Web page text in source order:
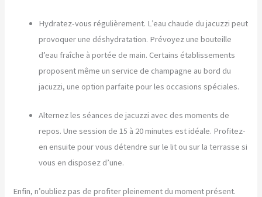
Hydratez-vous régulièrement. L’eau chaude du jacuzzi peut
provoquer une déshydratation. Prévoyez une bouteille
d’eau fraîche à portée de main. Certains établissements
proposent même un service de champagne au bord du
jacuzzi, une option parfaite pour les occasions spéciales.
Alternez les séances de jacuzzi avec des moments de
repos. Une session de 15 à 20 minutes est idéale. Profitez-
en ensuite pour vous détendre sur le lit ou sur la terrasse si
vous en disposez d’une.
Enfin, n’oubliez pas de profiter pleinement du moment présent.